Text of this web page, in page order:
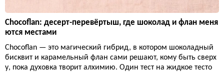
Chocoflan: десерт-перевёртыш, где шоколад и флан меня
ются местами
Chocoflan — это магический гибрид, в котором шоколадный
бисквит и карамельный флан сами решают, кому быть сверх
у, пока духовка творит алхимию. Один тест на жидкое тесто